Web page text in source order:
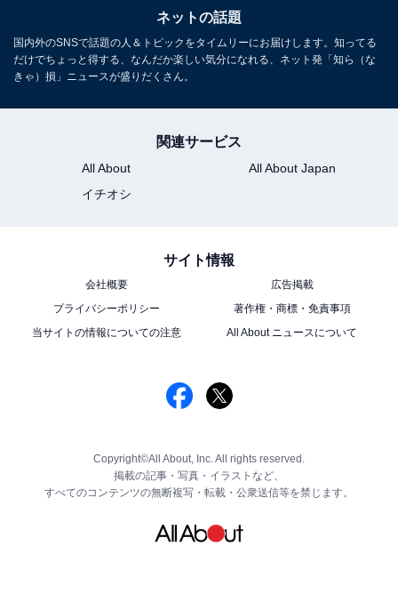
ネットの話題
国内外のSNSで話題の人＆トピックをタイムリーにお届けします。知ってる
だけでちょっと得する、なんだか楽しい気分になれる、ネット発「知ら（な
きゃ）損」ニュースが盛りだくさん。
関連サービス
All About
All About Japan
イチオシ
サイト情報
会社概要
広告掲載
プライバシーポリシー
著作権・商標・免責事項
当サイトの情報についての注意
All About ニュースについて
Copyright©All About, Inc. All rights reserved.
掲載の記事・写真・イラストなど、
すべてのコンテンツの無断複写・転載・公衆送信等を禁じます。